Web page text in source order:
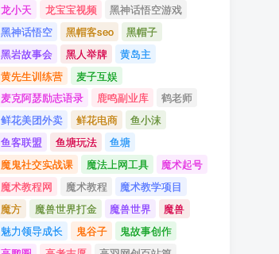
龙小天 龙宝宝视频
黑神话悟空游戏
黑神话悟空
黑帽客seo
黑帽子
黑岩故事会
黑人举牌
黄岛主
黄先生训练营
麦子互娱
麦克阿瑟励志语录
鹿鸣副业库
鹤老师
鲜花美团外卖
鲜花电商
鱼小沫
鱼客联盟
鱼塘玩法
鱼塘
魔鬼社交实战课
魔法上网工具
魔术起号
魔术教程网
魔术教程
魔术教学项目
魔方
魔兽世界打金 魔兽世界
魔兽
魅力领导成长
鬼谷子
鬼故事创作